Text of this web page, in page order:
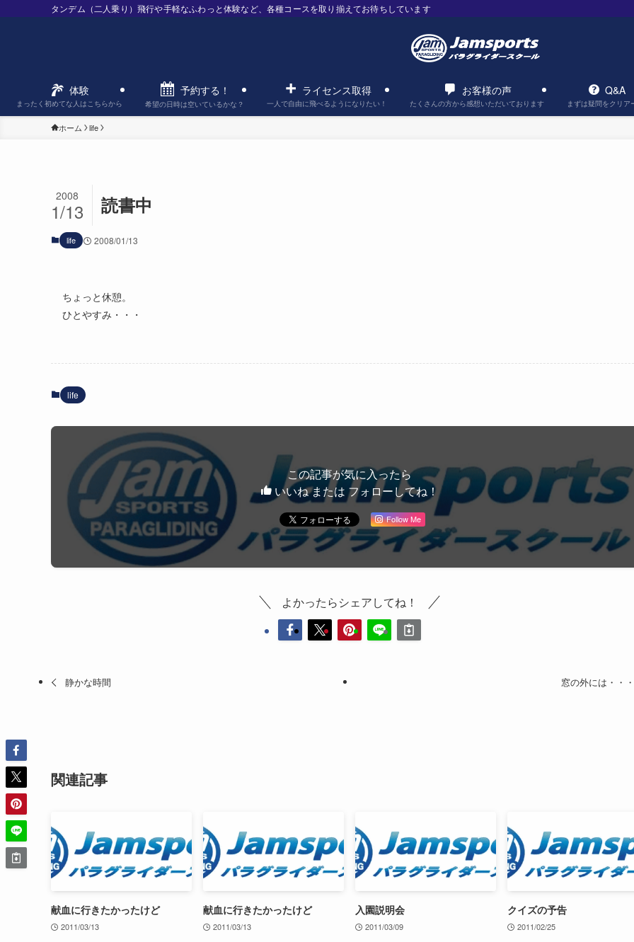
タンデム（二人乗り）飛行や手軽なふわっと体験など、各種コースを取り揃えてお待ちしています
体験
まったく初めてな人はこちらから
予約する！
希望の日時は空いているかな？
ライセンス取得
一人で自由に飛べるようになりたい！
お客様の声
たくさんの方から感想いただいております
Q&A
まずは疑問をクリア
ホーム life
読書中
2008
1/13
life 2008/01/13
ちょっと休憩。
ひとやすみ・・・
life
この記事が気に入ったら
いいね または フォローしてね！
Follow Me
よかったらシェアしてね！
静かな時間 窓の外には・・・
関連記事
献血に行きたかったけど
2011/03/13
献血に行きたかったけど
2011/03/13
入園説明会
2011/03/09
クイズの予告
2011/02/25